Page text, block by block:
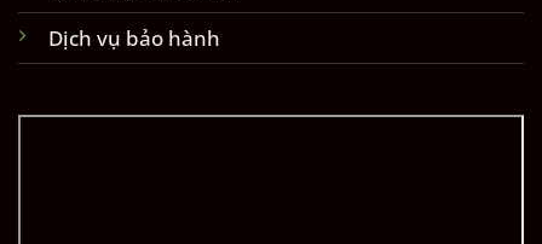
Dịch vụ bảo hành